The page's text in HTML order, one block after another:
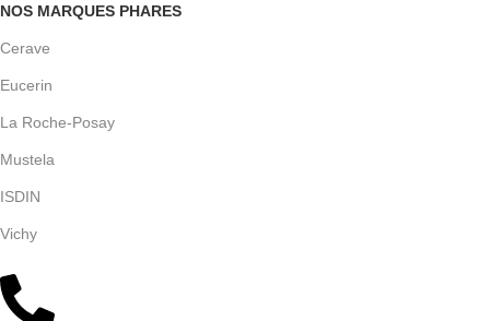
NOS MARQUES PHARES
Cerave
Eucerin
La Roche-Posay
Mustela
ISDIN
Vichy